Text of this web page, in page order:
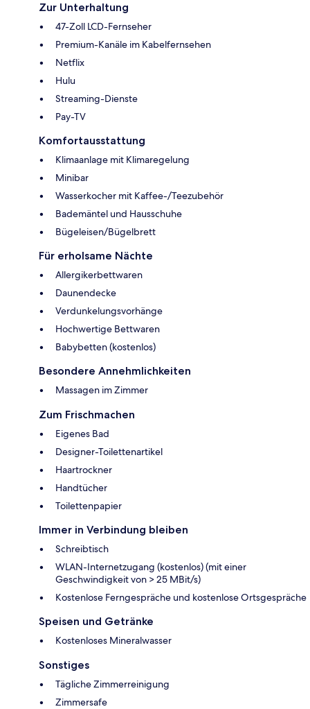
Zur Unterhaltung
47-Zoll LCD-Fernseher
Premium-Kanäle im Kabelfernsehen
Netflix
Hulu
Streaming-Dienste
Pay-TV
Komfortausstattung
Klimaanlage mit Klimaregelung
Minibar
Wasserkocher mit Kaffee-/Teezubehör
Bademäntel und Hausschuhe
Bügeleisen/Bügelbrett
Für erholsame Nächte
Allergikerbettwaren
Daunendecke
Verdunkelungsvorhänge
Hochwertige Bettwaren
Babybetten (kostenlos)
Besondere Annehmlichkeiten
Massagen im Zimmer
Zum Frischmachen
Eigenes Bad
Designer-Toilettenartikel
Haartrockner
Handtücher
Toilettenpapier
Immer in Verbindung bleiben
Schreibtisch
WLAN-Internetzugang (kostenlos) (mit einer
Geschwindigkeit von > 25 MBit/s)
Kostenlose Ferngespräche und kostenlose Ortsgespräche
Speisen und Getränke
Kostenloses Mineralwasser
Sonstiges
Tägliche Zimmerreinigung
Zimmersafe